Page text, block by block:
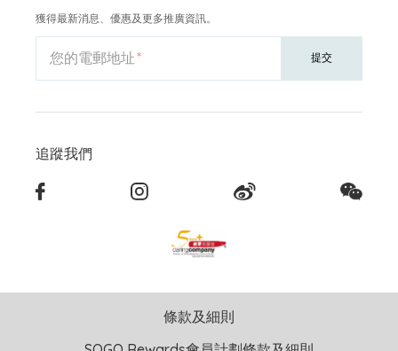
獲得最新消息、優惠及更多推廣資訊。
您的電郵地址 提交
追蹤我們
條款及細則